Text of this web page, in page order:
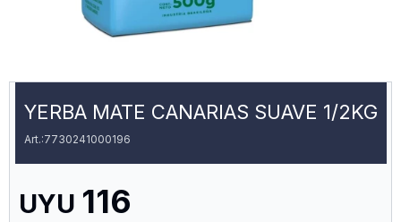
YERBA MATE CANARIAS SUAVE 1/2KG
7730241000196
UYU 116